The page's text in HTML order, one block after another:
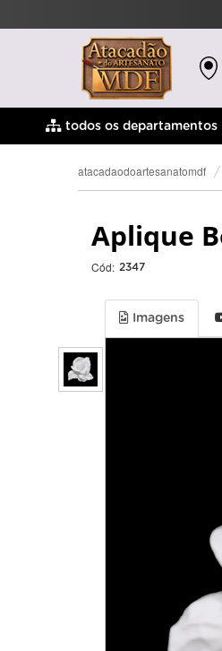
todos os departamentos
atacadaodoartesanatomdf
Aplique
Cód: 2347
Imagens